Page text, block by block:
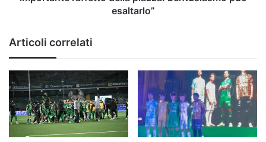
esaltarlo”
Articoli correlati